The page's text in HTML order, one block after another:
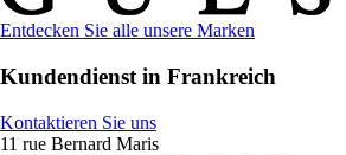
Entdecken Sie alle unsere Marken
Kundendienst in Frankreich
Kontaktieren Sie uns
11 rue Bernard Maris